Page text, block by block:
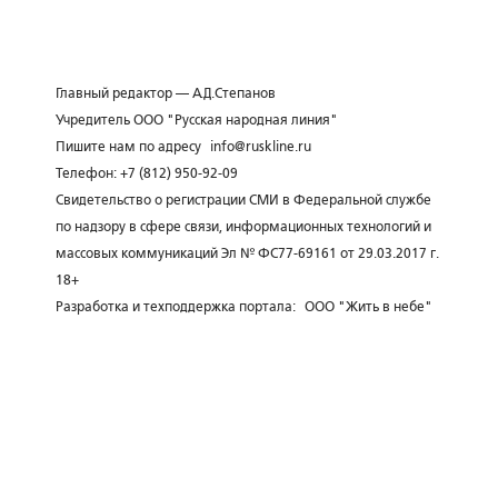
Главный редактор — А.Д.Степанов
Учредитель ООО "Русская народная линия"
Пишите нам по адресу
info@ruskline.ru
Телефон: +7 (812) 950-92-09
Свидетельство о регистрации СМИ в Федеральной службе
по надзору в сфере связи, информационных технологий и
массовых коммуникаций Эл № ФС77-69161 от 29.03.2017 г.
18+
Разработка и техподдержка портала: ООО "Жить в небе"